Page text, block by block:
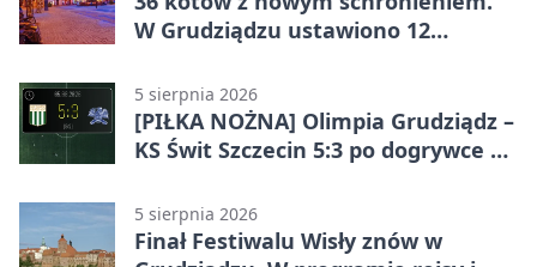
W Grudziądzu ustawiono 12
5 sierpnia 2026
[PIŁKA NOŻNA] Olimpia Grudziądz –
KS Świt Szczecin 5:3 po dogrywce w
odwrócili losy meczu
5 sierpnia 2026
Finał Festiwalu Wisły znów w